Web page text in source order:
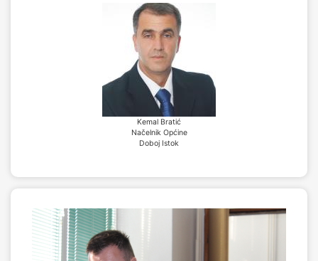
Kemal Bratić
Načelnik Općine
Doboj Istok